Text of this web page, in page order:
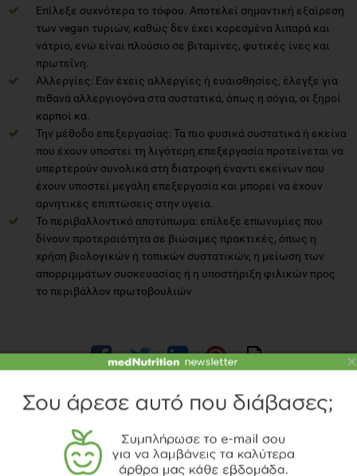
Επίλεξε συχνότερα το τόφου. Αποτελεί σημαντική εξαίρεση
των vegan τυριών, καθώς δεν έχει κορεσμένα λιπαρά και
νάτριο, ενώ είναι πλούσιο σε βιταμίνες, φυτικές ίνες και
πρωτεΐνη.
Αλλεργίες: Εάν έχεις αλλεργίες ή ευαισθησίες, έλεγξε για
πιθανά αλλεργιογόνα στα συστατικά, όπως η σόγια, οι ξηροί
καρποί κα.
Την μέθοδο επεξεργασίας: Τα πιο φυσικά συστατικά ή εκείνα
που έχουν υποστεί τη λιγότερη επεξεργασία προτείνεται να
υπερτερούν συνολικά στη διατροφή έναντι εκείνων που
έχουν υποστεί μεγάλη επεξεργασία και μπορεί να έχουν
αρνητικές επιπτώσεις στην υγεία.
Το περιβαλλοντικό αποτύπωμα: επίλεξε επωνυμίες που
δίνουν προτεραιότητα σε βιώσιμες πρακτικές, όπως η
χρήση βιολογικών ή τοπικών συστατικών, η μείωση των
απορριμμάτων συσκευασίας ή η υποστήριξη φιλικών προς
το περιβάλλον πρωτοβουλιών
ΒΙΒΛΙΟΓΡΑΦΙΑ
Craig, W.J., Mangels, A.R. and Brothers, C.J. (2022).
‘Nutritional Profiles of Non-Dairy Plant-Based Cheese
Alternatives’. Nutrients, 14(6), p.1247.
×